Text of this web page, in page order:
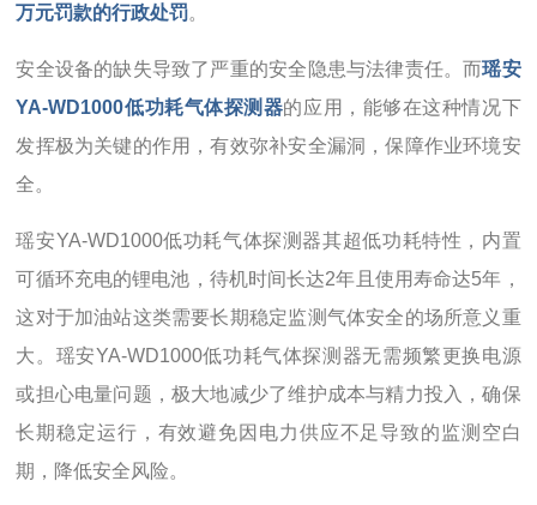
万元罚款的行政处罚。
安全设备的缺失导致了严重的安全隐患与法律责任。而瑶安
YA-WD1000低功耗气体探测器的应用，能够在这种情况下
发挥极为关键的作用，有效弥补安全漏洞，保障作业环境安
全。
瑶安YA-WD1000低功耗气体探测器其超低功耗特性，内置
可循环充电的锂电池，待机时间长达2年且使用寿命达5年，
这对于加油站这类需要长期稳定监测气体安全的场所意义重
大。瑶安YA-WD1000低功耗气体探测器无需频繁更换电源
或担心电量问题，极大地减少了维护成本与精力投入，确保
长期稳定运行，有效避免因电力供应不足导致的监测空白
期，降低安全风险。